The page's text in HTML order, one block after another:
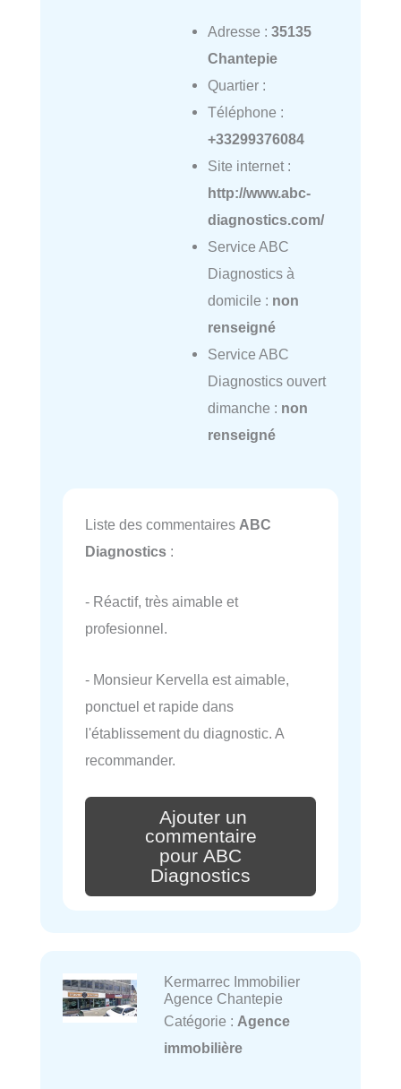
Adresse : 35135
Chantepie
Quartier :
Téléphone :
+33299376084
Site internet :
http://www.abc-
diagnostics.com/
Service ABC
Diagnostics à
domicile : non
renseigné
Service ABC
Diagnostics ouvert
dimanche : non
renseigné
Liste des commentaires ABC
Diagnostics :
- Réactif, très aimable et
profesionnel.
- Monsieur Kervella est aimable,
ponctuel et rapide dans
l'établissement du diagnostic. A
recommander.
Ajouter un
commentaire
pour ABC
Diagnostics
Kermarrec Immobilier
Agence Chantepie
Catégorie : Agence
immobilière